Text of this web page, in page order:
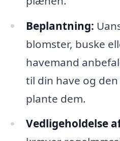
Beplantning:
blomster, buske
havemand
til din have og
plante dem.
Vedligeholdelse